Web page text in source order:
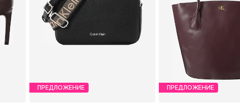
ПРЕДЛОЖЕНИЕ ПРЕДЛОЖЕНИЕ